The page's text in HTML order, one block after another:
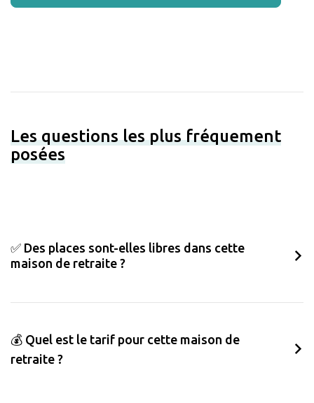
Les questions les plus fréquement
posées
✅ Des places sont-elles libres dans cette
maison de retraite ?
💰 Quel est le tarif pour cette maison de
retraite ?